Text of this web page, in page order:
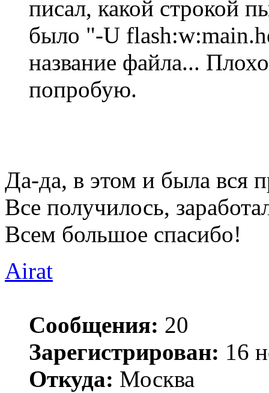
писал, какой строкой
было "-U
название файла...
попробую.
Да-да, в этом и была вся
Все получилось,
Всем большое спасибо!
Airat
Сообщения: 20
Зарегистрирован: 16
Откуда: Москва